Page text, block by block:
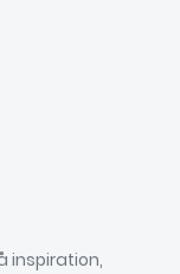
inspiration,